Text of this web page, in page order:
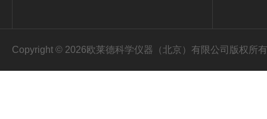
Copyright © 2026欧莱德科学仪器（北京）有限公司版权